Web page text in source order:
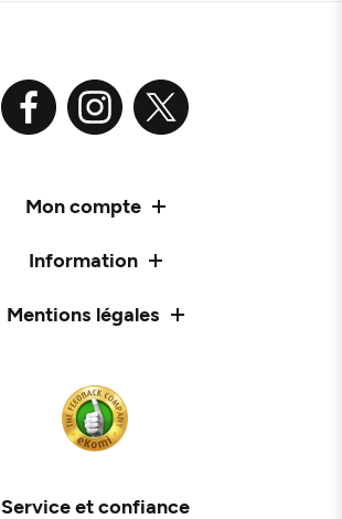
Mon compte
Information
Mentions légales
Service et confiance